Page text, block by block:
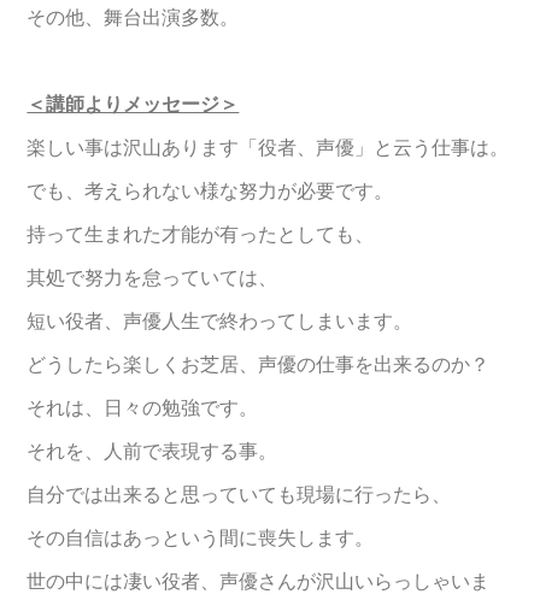
その他、舞台出演多数。
＜講師よりメッセージ＞
楽しい事は沢山あります「役者、声優」と云う仕事は。
でも、考えられない様な努力が必要です。
持って生まれた才能が有ったとしても、
其処で努力を怠っていては、
短い役者、声優人生で終わってしまいます。
どうしたら楽しくお芝居、声優の仕事を出来るのか？
それは、日々の勉強です。
それを、人前で表現する事。
自分では出来ると思っていても現場に行ったら、
その自信はあっという間に喪失します。
世の中には凄い役者、声優さんが沢山いらっしゃいま